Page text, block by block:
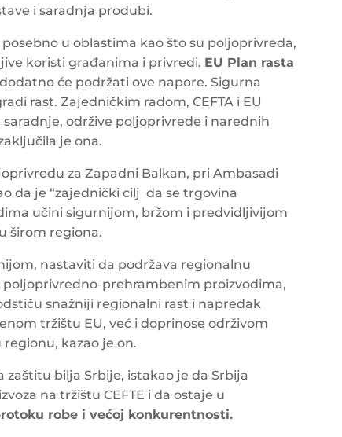
i saradnja produbi.
u oblastima kao što su poljoprivreda,
koristi građanima i privredi. EU Plan rasta
dodatno će podržati ove napore. Sigurna
rast. Zajedničkim radom, CEFTA i EU
održive poljoprivrede i narednih
je ona.
za Zapadni Balkan, pri Ambasadi
da je “zajednički cilj da se trgovina
učini sigurnijom, bržom i predvidljivijom
širom regiona.
nastaviti da podržava regionalnu
prehrambenim proizvodima,
snažniji regionalni rast i napredak
tržištu EU, već i doprinose održivom
kazao je on.
zaštitu bilja Srbije, istakao je da Srbija
na tržištu CEFTE i da ostaje u
robe i većoj konkurentnosti.